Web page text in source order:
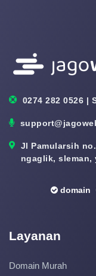
0274 282 0526 |
Jl Pamularsih
ngaglik, sleman,
domain
Layanan
Domain Murah